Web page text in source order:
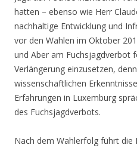
hatten – ebenso wie Herr
nachhaltige Entwicklung und
vor den Wahlen im Oktober
und Aber am Fuchsjagdverbot
Verlängerung einzusetzen,
wissenschaftlichen
Erfahrungen in Luxemburg
des Fuchsjagdverbots.
Nach dem Wahlerfolg führt die